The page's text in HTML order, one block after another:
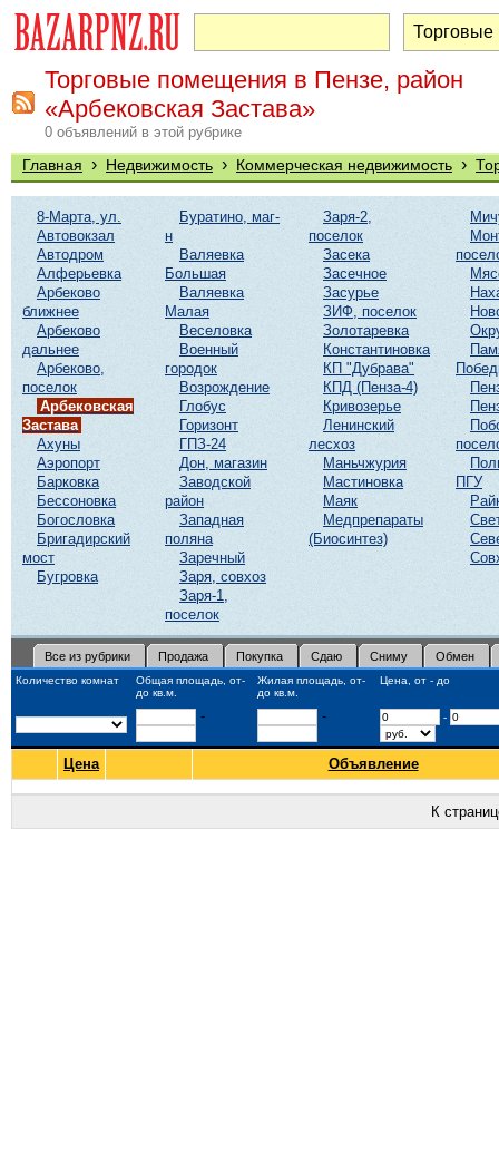
Торговые помещения в Пензе, район
«Арбековская Застава»
0 объявлений в этой рубрике
Главная › Недвижимость › Коммерческая недвижимость ›
8-Марта, ул.
Автовокзал
Автодром
Алферьевка
Арбеково
ближнее
Арбеково
дальнее
Арбеково,
поселок
Арбековская
Застава
Ахуны
Аэропорт
Барковка
Бессоновка
Богословка
Бригадирский
мост
Бугровка
Буратино, маг-
н
Валяевка
Большая
Валяевка
Малая
Веселовка
Военный
городок
Возрождение
Глобус
Горизонт
ГПЗ-24
Дон, магазин
Заводской
район
Западная
поляна
Заречный
Заря, совхоз
Заря-1,
поселок
Заря-2,
поселок
Засека
Засечное
Засурье
ЗИФ, поселок
Золотаревка
Константиновка
КП "Дубрава"
КПД (Пенза-4)
Кривозерье
Ленинский
лесхоз
Маньчжурия
Мастиновка
Маяк
Медпрепараты
(Биосинтез)
ПГУ
Все из рубрики Продажа Покупка Сдаю Сниму Обмен
Количество комнат
Общая площадь, от-
до кв.м.
Жилая площадь, от-
до кв.м.
Цена, от - до
- - -
Цена Объявление
К